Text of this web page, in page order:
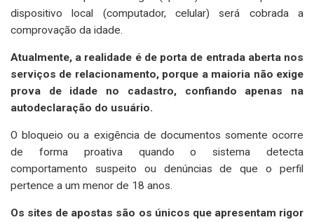
dispositivo local (computador, celular) será cobrada a
comprovação da idade.
Atualmente, a realidade é de porta de entrada aberta nos
serviços de relacionamento, porque a maioria não exige
prova de idade no cadastro, confiando apenas na
autodeclaração do usuário.
O bloqueio ou a exigência de documentos somente ocorre
de forma proativa quando o sistema detecta
comportamento suspeito ou denúncias de que o perfil
pertence a um menor de 18 anos.
Os sites de apostas são os únicos que apresentam rigor